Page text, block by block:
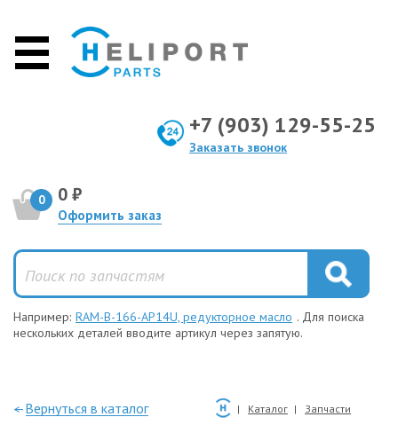
+7 (903) 129-55-25
Заказать звонок
0 0 ₽
Оформить заказ
Например: RAM-B-166-AP14U, редукторное масло . Для поиска
нескольких деталей вводите артикул через запятую.
—Вернуться в каталог Каталог Запчасти